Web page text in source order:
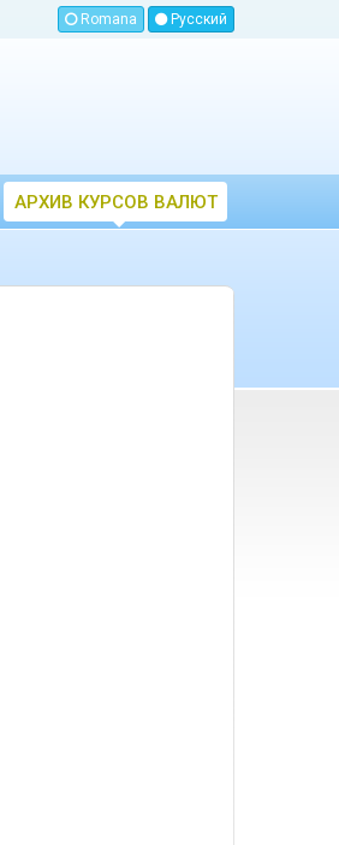
Romana Русский
Dropdown
АРХИВ КУРСОВ ВАЛЮТ
НБМ